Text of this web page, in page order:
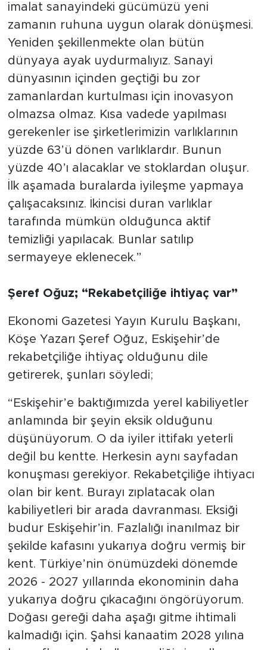
imalat sanayindeki gücümüzü yeni
zamanın ruhuna uygun olarak dönüşmesi.
Yeniden şekillenmekte olan bütün
dünyaya ayak uydurmalıyız. Sanayi
dünyasının içinden geçtiği bu zor
zamanlardan kurtulması için inovasyon
olmazsa olmaz. Kısa vadede yapılması
gerekenler ise şirketlerimizin varlıklarının
yüzde 63’ü dönen varlıklardır. Bunun
yüzde 40’ı alacaklar ve stoklardan oluşur.
İlk aşamada buralarda iyileşme yapmaya
çalışacaksınız. İkincisi duran varlıklar
tarafında mümkün olduğunca aktif
temizliği yapılacak. Bunlar satılıp
sermayeye eklenecek.”
Şeref Oğuz; “Rekabetçiliğe ihtiyaç var”
Ekonomi Gazetesi Yayın Kurulu Başkanı,
Köşe Yazarı Şeref Oğuz, Eskişehir’de
rekabetçiliğe ihtiyaç olduğunu dile
getirerek, şunları söyledi;
“Eskişehir’e baktığımızda yerel kabiliyetler
anlamında bir şeyin eksik olduğunu
düşünüyorum. O da iyiler ittifakı yeterli
değil bu kentte. Herkesin aynı sayfadan
konuşması gerekiyor. Rekabetçiliğe ihtiyacı
olan bir kent. Burayı zıplatacak olan
kabiliyetleri bir arada davranması. Eksiği
budur Eskişehir’in. Fazlalığı inanılmaz bir
şekilde kafasını yukarıya doğru vermiş bir
kent. Türkiye’nin önümüzdeki dönemde
2026 - 2027 yıllarında ekonominin daha
yukarıya doğru çıkacağını öngörüyorum.
Doğası gereği daha aşağı gitme ihtimali
kalmadığı için. Şahsi kanaatim 2028 yılına